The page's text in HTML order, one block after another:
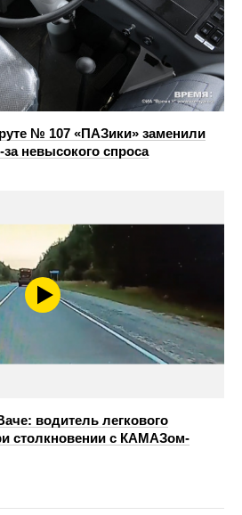
№ 107 «ПАЗики» заменили
невысокого спроса
водитель легкового
столкновении с КАМАЗом-